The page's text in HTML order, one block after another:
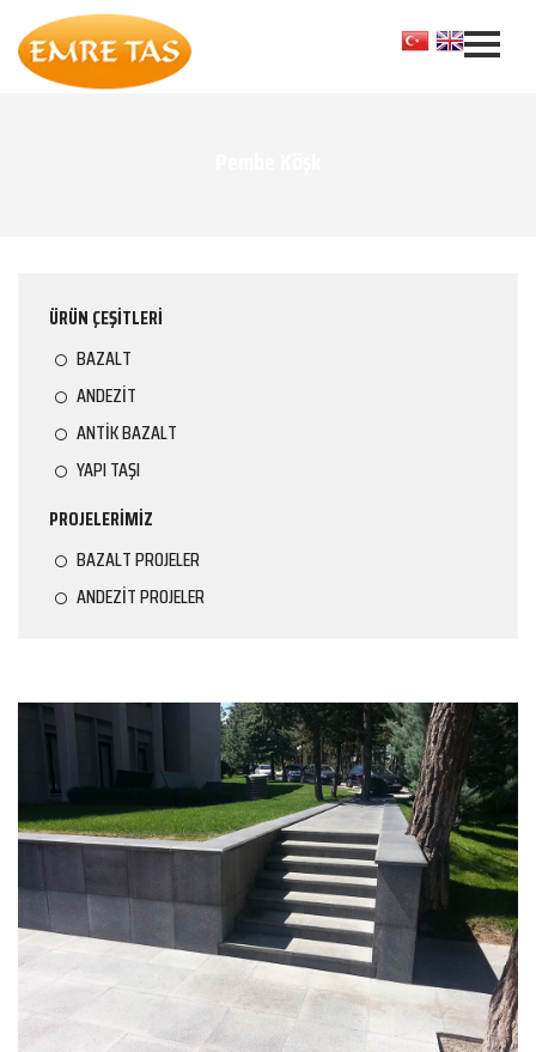
ÜRÜN ÇEŞİTLERİ
BAZALT
ANDEZİT
ANTİK BAZALT
YAPI TAŞI
PROJELERİMİZ
BAZALT PROJELER
ANDEZİT PROJELER